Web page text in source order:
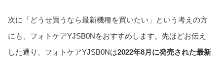
次に「どうせ買うなら最新機種を買いたい」という考えの方
にも、フォトケアYJSB0Nをおすすめします。先ほどお伝え
した通り、フォトケアYJSB0Nは2022年8月に発売された最新